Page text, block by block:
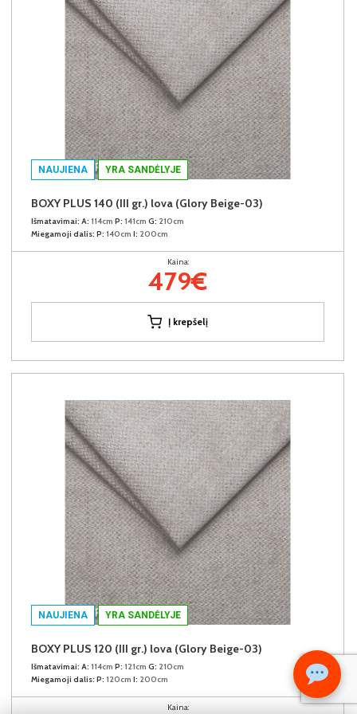
NAUJIENA YRA SANDĖLYJE
BOXY PLUS 140 (III gr.) lova (Glory Beige-03)
Išmatavimai: A: 114cm P: 141cm G: 210cm
Miegamoji dalis: P: 140cm I: 200cm
Kaina:
479€
Į krepšelį
NAUJIENA YRA SANDĖLYJE
BOXY PLUS 120 (III gr.) lova (Glory Beige-03)
Išmatavimai: A: 114cm P: 121cm G: 210cm
Miegamoji dalis: P: 120cm I: 200cm
Kaina: